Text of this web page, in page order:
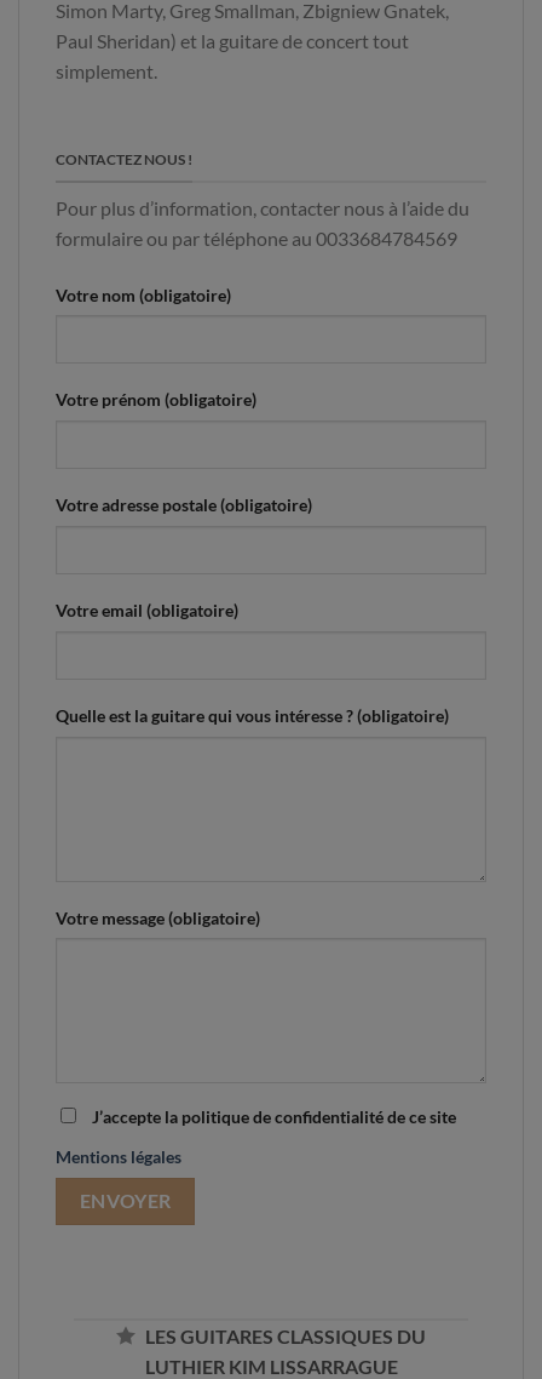
Simon Marty, Greg Smallman, Zbigniew Gnatek,
Paul Sheridan) et la guitare de concert tout
simplement.
CONTACTEZ NOUS !
Pour plus d’information, contacter nous à l’aide du
formulaire ou par téléphone au 0033684784569
Votre nom (obligatoire)
Votre prénom (obligatoire)
Votre adresse postale (obligatoire)
Votre email (obligatoire)
Quelle est la guitare qui vous intéresse ? (obligatoire)
Votre message (obligatoire)
J’accepte la politique de confidentialité de ce site
Mentions légales
LES GUITARES CLASSIQUES DU
LUTHIER KIM LISSARRAGUE